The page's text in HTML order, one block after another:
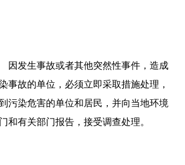
因发生事故或者其他突然性事件，造成
事故的单位，必须立即采取措施处理，
污染危害的单位和居民，并向当地环境
和有关部门报告，接受调查处理。